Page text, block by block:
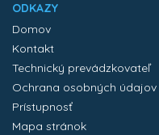
ODKAZY
Domov
Kontakt
Technický prevádzkovateľ
Ochrana osobných údajov
Prístupnosť
Mapa stránok